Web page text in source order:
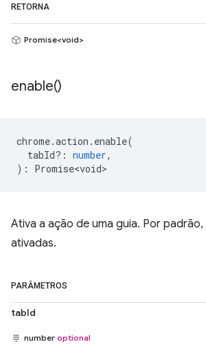
RETORNA
Promise<void>
enable()
chrome.action . enable(
tabId? : number,
) : Promise<void>
Ativa a ação de uma guia. Por
ativadas.
PARÂMETROS
tabId
number optional